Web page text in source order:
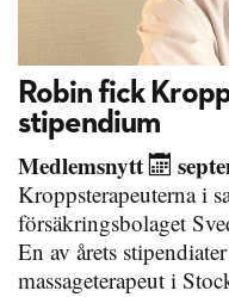
Robin fick
stipendium
Medlemsnytt
Kroppsterapeuterna i
försäkringsbolaget
En av årets
massageterapeut i